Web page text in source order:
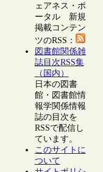
ェアネス・ポ
ータル 新規
掲載コンテン
ツのRSS：
図書館関係雑
誌目次RSS集
（国内）
日本の図書
館・図書館情
報学関係情報
誌の目次を
RSSで配信し
ています。
このサイトに
ついて